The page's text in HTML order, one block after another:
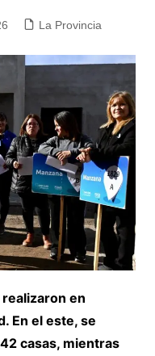
La Provincia
en
En el este, se
casas, mientras